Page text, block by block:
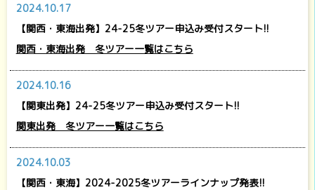
2024.10.17
【関西・東海出発】24-25冬ツアー申込み受付スタート!!
関西・東海出発 冬ツアー一覧はこちら
2024.10.16
【関東出発】24-25冬ツアー申込み受付スタート!!
関東出発 冬ツアー一覧はこちら
2024.10.03
【関西・東海】2024-2025冬ツアーラインナップ発表!!